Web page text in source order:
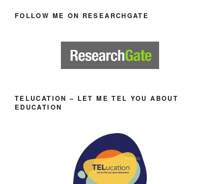
FOLLOW ME ON RESEARCHGATE
TELUCATION – LET ME TEL YOU ABOUT
EDUCATION